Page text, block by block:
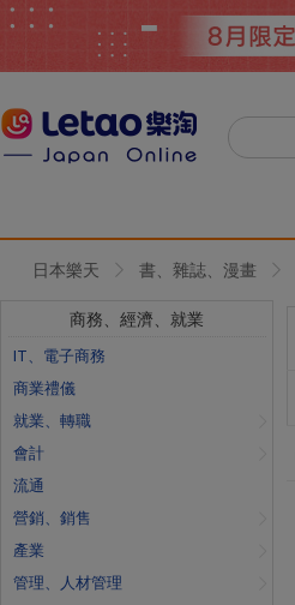
日本樂天 書、雜誌、漫畫
商務、經濟、就業
IT、電子商務
商業禮儀
就業、轉職
會計
流通
營銷、銷售
產業
管理、人材管理